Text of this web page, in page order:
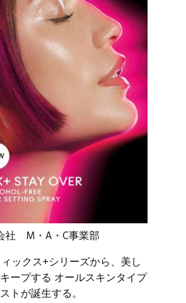
社 M・A・C事業部
ックス+シリーズから、美し
ープする オールスキンタイプ
トが誕生する。